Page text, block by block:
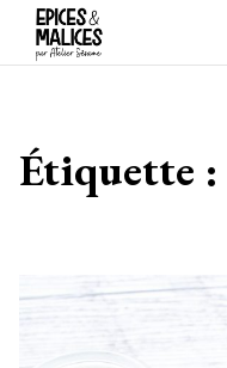
Skip to content
Étiquette :